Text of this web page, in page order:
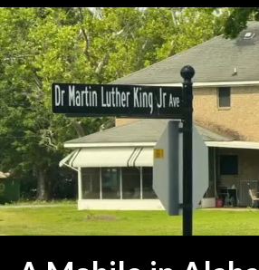
PROVINCIA DI CAGLIARI
SULCIS IGLESIENTE
MEDIO CAMPIDANO
ORISTANO E PROVINCIA
SASSARI E PROVINCIA
GALLURA
NUORO E PROVINCIA
OGLIASTRA